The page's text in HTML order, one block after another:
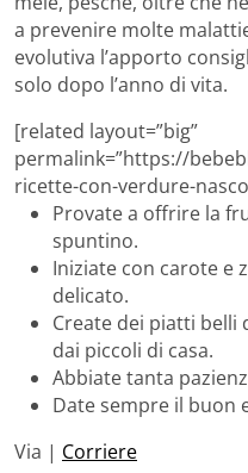
a prevenire molte
evolutiva l’apporto
solo dopo l’anno di vita.
[related layout=”big”
permalink=”https://
ricette-con-verdure-
Provate a offrire la
spuntino.
Iniziate con carote e
delicato.
Create dei piatti belli
dai piccoli di casa.
Abbiate tanta
Date sempre il buon
Via | Corriere